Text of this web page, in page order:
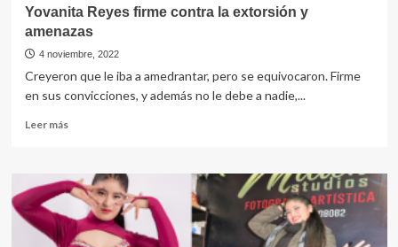
Yovanita Reyes firme contra la extorsión y
amenazas
4 noviembre, 2022
Creyeron que le iba a amedrantar, pero se equivocaron. Firme
en sus convicciones, y además no le debe a nadie,...
Leer másLeer
Yovanita
Reyes
firme
contra
la